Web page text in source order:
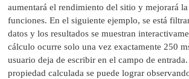
aumentará el rendimiento del sitio y mejorará
funciones. En el siguiente ejemplo, se está
datos y los resultados se muestran
cálculo ocurre solo una vez exactamente 250
usuario deja de escribir en el campo de
propiedad calculada se puede lograr